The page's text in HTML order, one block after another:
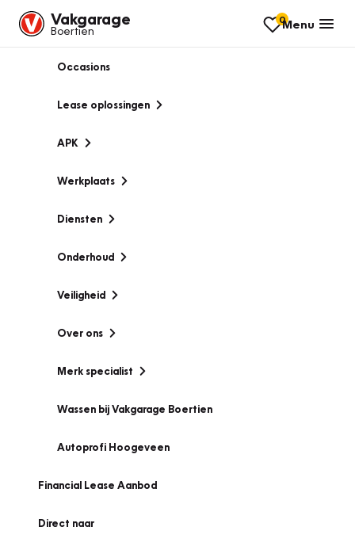
Vakgarage
Boertien
0Menu
Occasions
Lease oplossingen
APK
Werkplaats
Diensten
Onderhoud
Veiligheid
Over ons
Merk specialist
Wassen bij Vakgarage Boertien
Autoprofi Hoogeveen
Financial Lease Aanbod
Direct naar